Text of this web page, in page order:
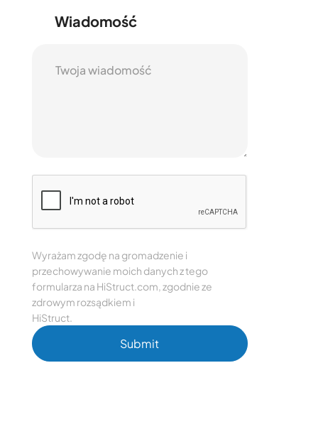
Wiadomość
Wyrażam zgodę na gromadzenie i
przechowywanie moich danych z tego
formularza na HiStruct.com, zgodnie ze
zdrowym rozsądkiem i
HiStruct.